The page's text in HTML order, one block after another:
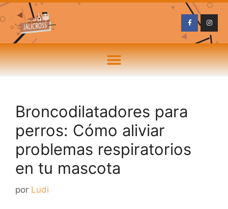
Broncodilatadores para
perros: Cómo aliviar
problemas respiratorios
en tu mascota
por Ludi